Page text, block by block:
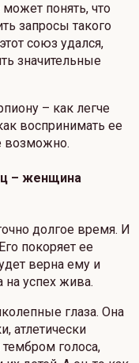
может понять, что
запросы такого
союз удался,
значительные
– как легче
воспринимать ее
возможно.
– женщина
долгое время. И
покоряет ее
верна ему и
на успех жива.
глаза. Она
атлетически
голоса,